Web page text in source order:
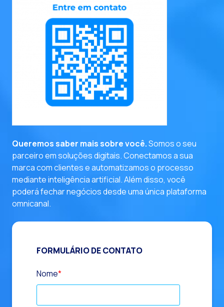
Queremos saber mais sobre você.Somos o seu
parceiro em soluções digitais. Conectamos a sua
marca com clientes e automatizamos o processo
mediante inteligência artificial. Além disso, você
poderá fechar negócios desde uma única plataforma
omnicanal.
FORMULÁRIO DE CONTATO
Nome*